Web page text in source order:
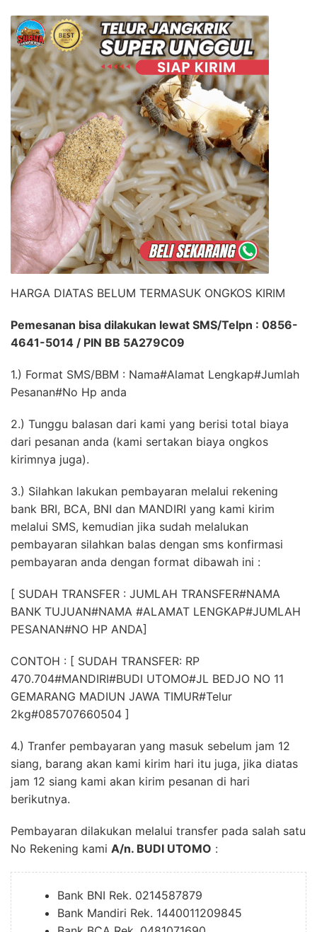
HARGA DIATAS BELUM TERMASUK ONGKOS KIRIM
Pemesanan bisa dilakukan lewat SMS/Telpn : 0856-
4641-5014 / PIN BB 5A279C09
1.) Format SMS/BBM : Nama#Alamat Lengkap#Jumlah
Pesanan#No Hp anda
2.) Tunggu balasan dari kami yang berisi total biaya
dari pesanan anda (kami sertakan biaya ongkos
kirimnya juga).
3.) Silahkan lakukan pembayaran melalui rekening
bank BRI, BCA, BNI dan MANDIRI yang kami kirim
melalui SMS, kemudian jika sudah melalukan
pembayaran silahkan balas dengan sms konfirmasi
pembayaran anda dengan format dibawah ini :
[ SUDAH TRANSFER : JUMLAH TRANSFER#NAMA
BANK TUJUAN#NAMA #ALAMAT LENGKAP#JUMLAH
PESANAN#NO HP ANDA]
CONTOH : [ SUDAH TRANSFER: RP
470.704#MANDIRI#BUDI UTOMO#JL BEDJO NO 11
GEMARANG MADIUN JAWA TIMUR#Telur
2kg#085707660504 ]
4.) Tranfer pembayaran yang masuk sebelum jam 12
siang, barang akan kami kirim hari itu juga, jika diatas
jam 12 siang kami akan kirim pesanan di hari
berikutnya.
Pembayaran dilakukan melalui transfer pada salah satu
No Rekening kami A/n. BUDI UTOMO :
Bank BNI Rek. 0214587879
Bank Mandiri Rek. 1440011209845